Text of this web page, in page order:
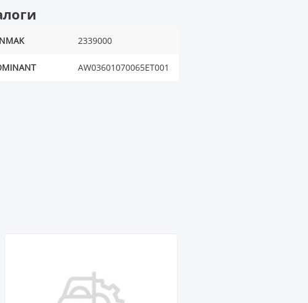
2339000
AW03601070065ET001